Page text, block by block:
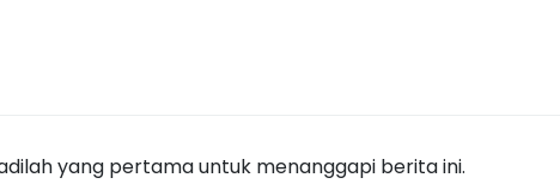
yang pertama untuk menanggapi berita ini.